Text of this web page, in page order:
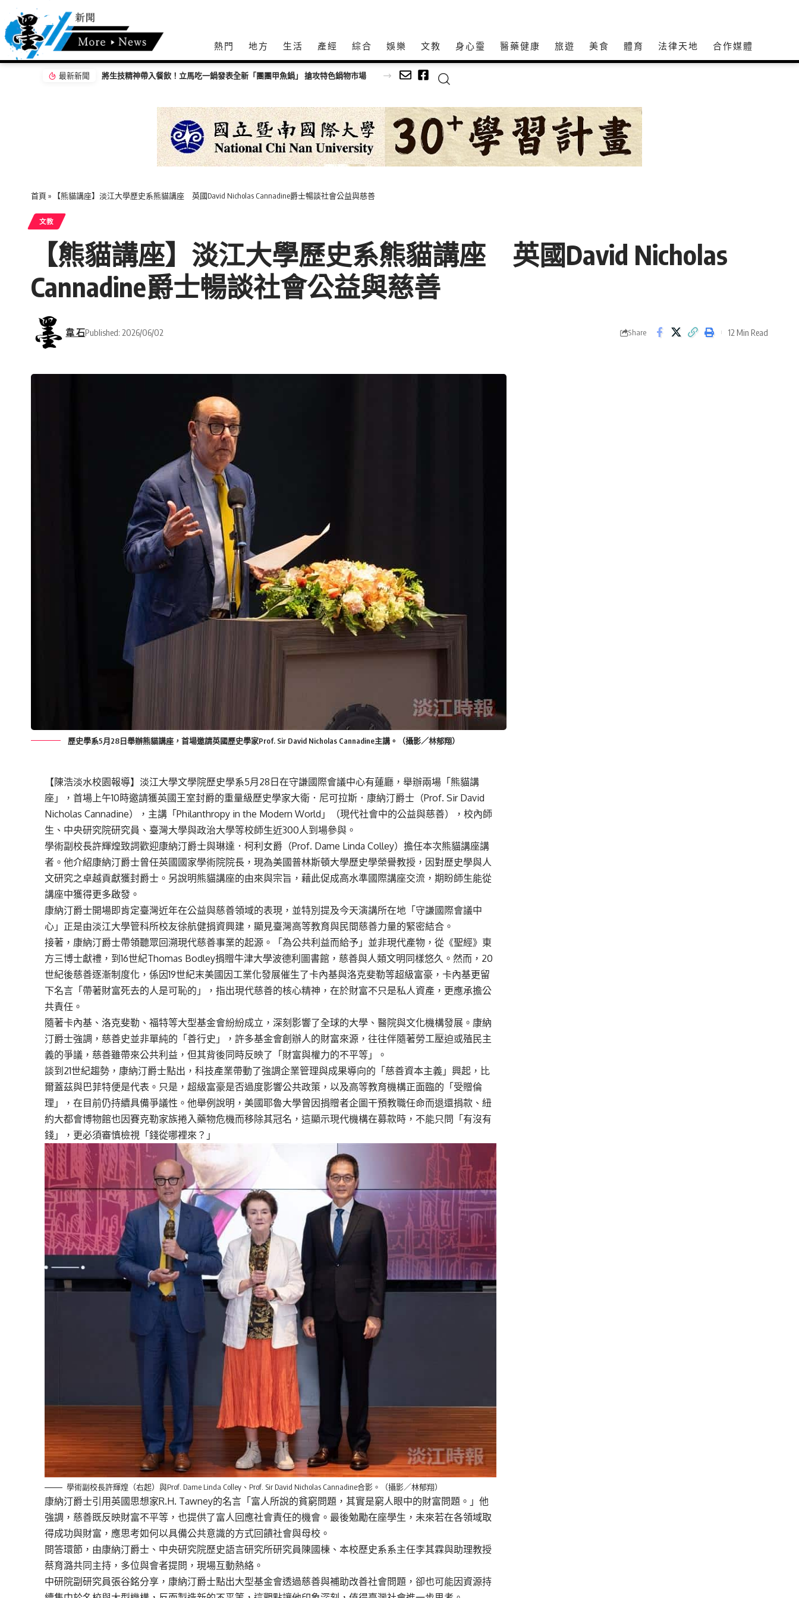
熱門 地方 生活 產經 綜合 娛樂 文教 身心𩆜 醫藥健康 旅遊 美食 體育 法律天地 合作媒體
最新新聞 將生技精神帶入餐飲！立馬吃一鍋發表全新「團團甲魚鍋」 搶攻特色鍋物市場
首頁 » 【熊貓講座】淡江大學歷史系熊貓講座 英國David Nicholas Cannadine爵士暢談社會公益與慈善
文教
【熊貓講座】淡江大學歷史系熊貓講座 英國David Nicholas
Cannadine爵士暢談社會公益與慈善
韋 石Published: 2026/06/02 Share 12 Min Read
歷史學系5月28日舉辦熊貓講座，首場邀請英國歷史學家Prof. Sir David Nicholas Cannadine主講。（攝影／林郁翔）
【陳浩淡水校園報導】淡江大學文學院歷史學系5月28日在守謙國際會議中心有蓮廳，舉辦兩場「熊貓講
座」，首場上午10時邀請獲英國王室封爵的重量級歷史學家大衛．尼可拉斯．康納汀爵士（Prof. Sir David
Nicholas Cannadine），主講「Philanthropy in the Modern World」（現代社會中的公益與慈善），校內師
生、中央研究院研究員、臺灣大學與政治大學等校師生近300人到場參與。
學術副校長許輝煌致詞歡迎康納汀爵士與琳達．柯利女爵（Prof. Dame Linda Colley）擔任本次熊貓講座講
者。他介紹康納汀爵士曾任英國國家學術院院長，現為美國普林斯頓大學歷史學榮譽教授，因對歷史學與人
文研究之卓越貢獻獲封爵士。另說明熊貓講座的由來與宗旨，藉此促成高水準國際講座交流，期盼師生能從
講座中獲得更多啟發。
康納汀爵士開場即肯定臺灣近年在公益與慈善領域的表現，並特別提及今天演講所在地「守謙國際會議中
心」正是由淡江大學管科所校友徐航健捐資興建，顯見臺灣高等教育與民間慈善力量的緊密結合。
接著，康納汀爵士帶領聽眾回溯現代慈善事業的起源。「為公共利益而給予」並非現代產物，從《聖經》東
方三博士獻禮，到16世紀Thomas Bodley捐贈牛津大學波德利圖書館，慈善與人類文明同樣悠久。然而，20
世紀後慈善逐漸制度化，係因19世紀末美國因工業化發展催生了卡內基與洛克斐勒等超級富豪，卡內基更留
下名言「帶著財富死去的人是可恥的」，指出現代慈善的核心精神，在於財富不只是私人資產，更應承擔公
共責任。
隨著卡內基、洛克斐勒、福特等大型基金會紛紛成立，深刻影響了全球的大學、醫院與文化機構發展。康納
汀爵士強調，慈善史並非單純的「善行史」，許多基金會創辦人的財富來源，往往伴隨著勞工壓迫或殖民主
義的爭議，慈善雖帶來公共利益，但其背後同時反映了「財富與權力的不平等」。
談到21世紀趨勢，康納汀爵士點出，科技產業帶動了強調企業管理與成果導向的「慈善資本主義」興起，比
爾蓋茲與巴菲特便是代表。只是，超級富豪是否過度影響公共政策，以及高等教育機構正面臨的「受贈倫
理」，在目前仍持續具備爭議性。他舉例說明，美國耶魯大學曾因捐贈者企圖干預教職任命而退還捐款、紐
約大都會博物館也因賽克勒家族捲入藥物危機而移除其冠名，這顯示現代機構在募款時，不能只問「有沒有
錢」，更必須審慎檢視「錢從哪裡來？」
學術副校長許輝煌（右起）與Prof. Dame Linda Colley、Prof. Sir David Nicholas Cannadine合影。（攝影／林郁翔）
康納汀爵士引用英國思想家R.H. Tawney的名言「富人所說的貧窮問題，其實是窮人眼中的財富問題。」他
強調，慈善既反映財富不平等，也提供了富人回應社會責任的機會。最後勉勵在座學生，未來若在各領域取
得成功與財富，應思考如何以具備公共意識的方式回饋社會與母校。
問答環節，由康納汀爵士、中央研究院歷史語言研究所研究員陳國棟、本校歷史系系主任李其霖與助理教授
蔡育潞共同主持，多位與會者提問，現場互動熱絡。
中研院副研究員張谷銘分享，康納汀爵士點出大型基金會透過慈善與補助改善社會問題，卻也可能因資源持